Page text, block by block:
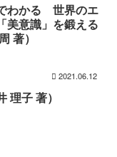
わかる 世界のエ
美意識」を鍛える
著）
2021.06.12
理子 著）